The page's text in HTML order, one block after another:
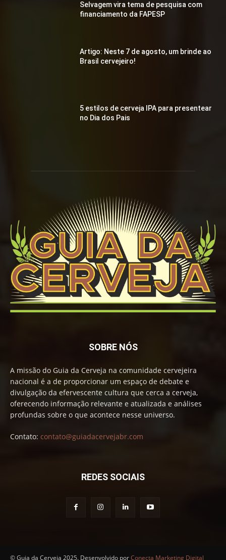
Selvagem vira tema de pesquisa com
financiamento da FAPESP
Artigo: Neste 7 de agosto, um brinde ao
Brasil cervejeiro!
5 estilos de cerveja IPA para presentear
no Dia dos Pais
SOBRE NÓS
A missão do Guia da Cerveja na comunidade cervejeira
nacional é a de proporcionar um espaço de debate e
divulgação da efervescente cultura que cerca a cerveja,
oferecendo informação relevante e atualizada e análises
profundas sobre o que acontece nesse universo.
Contato: contato@guiadacervejabr.com
REDES SOCIAIS
© Guia da Cerveja 2025. Desenvolvido porConecta Marketing Digital